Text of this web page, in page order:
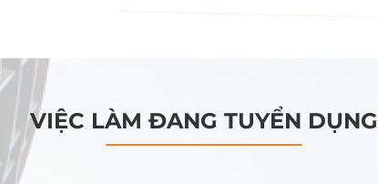
VIỆC LÀM ĐANG TUYỂN DỤNG